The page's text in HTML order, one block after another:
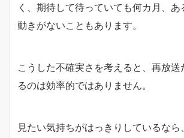
く、期待して待っていても何カ月、あ
動きがないこともあります。
こうした不確実さを考えると、再放送
るのは効率的ではありません。
見たい気持ちがはっきりしているなら